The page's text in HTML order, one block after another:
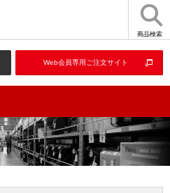
商品検索
Web会員専用ご注文サイト